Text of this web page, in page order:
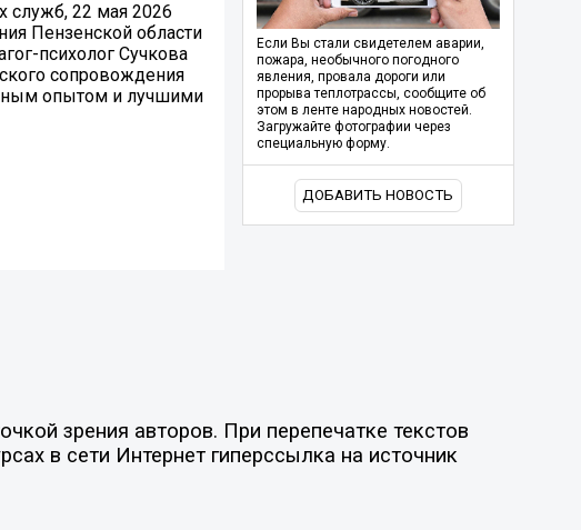
служб, 22 мая 2026
Пензенской области
психолог Сучкова
сопровождения
опытом и лучшими
Если Вы стали свидетелем аварии,
пожара, необычного погодного
явления, провала дороги или
прорыва теплотрассы, сообщите об
этом в ленте народных новостей.
Загружайте фотографии через
специальную форму.
ДОБАВИТЬ НОВОСТЬ
зрения авторов. При перепечатке текстов
в сети Интернет гиперссылка на источник